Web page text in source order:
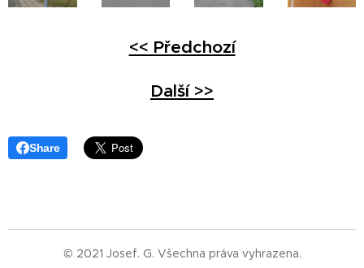
<< Předchozí
Další >>
Share
© 2021 Josef. G. Všechna práva vyhrazena.